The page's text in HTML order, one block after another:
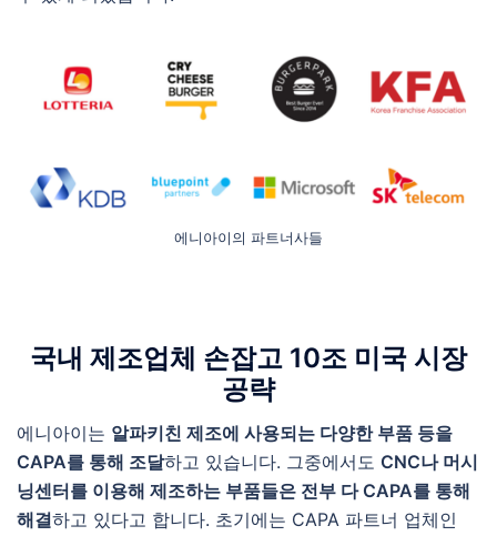
에니아이의 파트너사들
국내 제조업체 손잡고 10조 미국 시장
공략
에니아이는 알파키친 제조에 사용되는 다양한 부품 등을
CAPA를 통해 조달하고 있습니다. 그중에서도 CNC나 머시
닝센터를 이용해 제조하는 부품들은 전부 다 CAPA를 통해
해결하고 있다고 합니다. 초기에는 CAPA 파트너 업체인